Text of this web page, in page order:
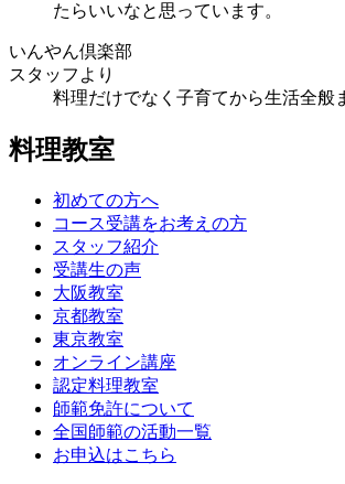
たらいいなと思っています。
いんやん倶楽部
スタッフより
料理だけでなく子育てから生活全般
料理教室
初めての方へ
コース受講をお考えの方
スタッフ紹介
受講生の声
大阪教室
京都教室
東京教室
オンライン講座
認定料理教室
師範免許について
全国師範の活動一覧
お申込はこちら